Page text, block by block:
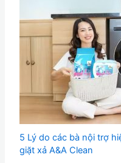
5 Lý do các bà nội trợ
giặt xả A&A Clean